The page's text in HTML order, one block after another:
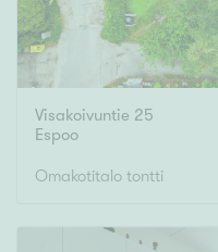
Visakoivuntie 25
Espoo
Omakotitalo tontti